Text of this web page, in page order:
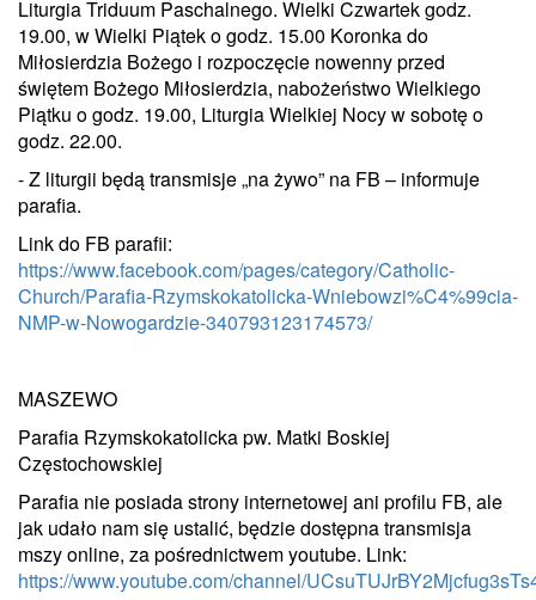
Liturgia Triduum Paschalnego. Wielki Czwartek godz.
19.00, w Wielki Piątek o godz. 15.00 Koronka do
Miłosierdzia Bożego i rozpoczęcie nowenny przed
świętem Bożego Miłosierdzia, nabożeństwo Wielkiego
Piątku o godz. 19.00, Liturgia Wielkiej Nocy w sobotę o
godz. 22.00.
- Z liturgii będą transmisje „na żywo” na FB – informuje
parafia.
Link do FB parafii:
https://www.facebook.com/pages/category/Catholic-
Church/Parafia-Rzymskokatolicka-Wniebowzi%C4%99cia-
NMP-w-Nowogardzie-340793123174573/
MASZEWO
Parafia Rzymskokatolicka pw. Matki Boskiej
Częstochowskiej
Parafia nie posiada strony internetowej ani profilu FB, ale
jak udało nam się ustalić, będzie dostępna transmisja
mszy online, za pośrednictwem youtube. Link:
https://www.youtube.com/channel/